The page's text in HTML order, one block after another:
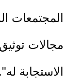
المجتمعات
مجالات
الاستجابة له".